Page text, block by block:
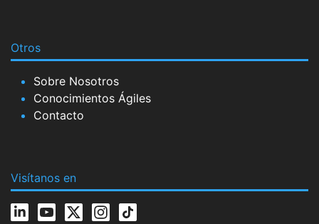
Otros
Sobre Nosotros
Conocimientos Ágiles
Contacto
Visítanos en